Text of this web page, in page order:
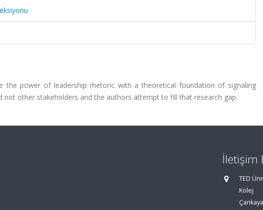
power of leadership rhetoric with a theoretical foundation of signaling
other stakeholders and the authors attempt to fill that research gap.
İletişim
TED
Kolej